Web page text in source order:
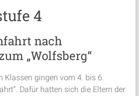
4
nach
„Wolfsberg“
Klassen gingen vom 4. bis 6.
Dafür hatten sich die Eltern der